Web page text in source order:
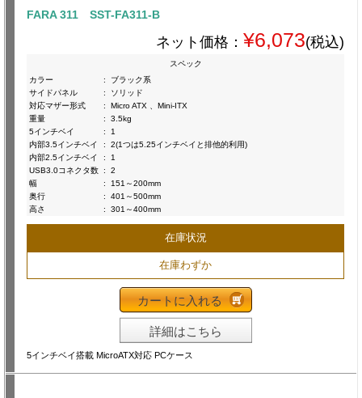
FARA 311 SST-FA311-B
ネット価格： ¥6,073(税込)
スペック
カラー
:
ブラック系
サイドパネル
:
ソリッド
対応マザー形式
:
Micro ATX 、Mini-ITX
重量
:
3.5kg
5インチベイ
:
1
内部3.5インチベイ
:
2(1つは5.25インチベイと排他的利用)
内部2.5インチベイ
:
1
USB3.0コネクタ数 :
2
幅
:
151～200mm
奥行
:
401～500mm
高さ
: 301～400mm
在庫状況
在庫わずか
カートに入れる
詳細はこちら
5インチベイ搭載 MicroATX対応 PCケース